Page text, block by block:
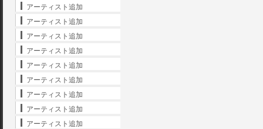
アーティスト追加
アーティスト追加
アーティスト追加
アーティスト追加
アーティスト追加
アーティスト追加
アーティスト追加
アーティスト追加
アーティスト追加